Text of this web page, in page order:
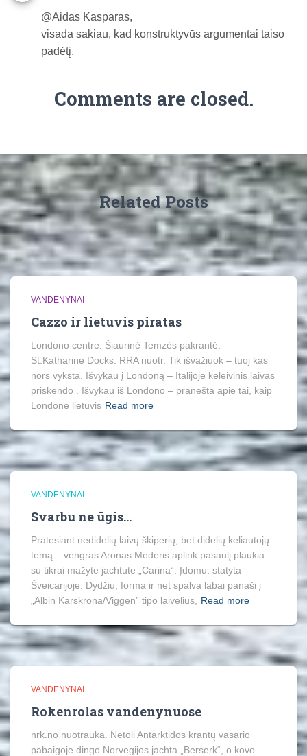
@Aidas Kasparas,
visada sakiau, kad konstruktyvūs argumentai taiso
padėtį.
Comments are closed.
Related Posts
VANDENYNAI
Cazzo ir lietuvis piratas
Londono centre. Šiaurinė Temzės pakrantė.
St.Katharine Docks. RRA nuotr. Tik išvažiuok – tuoj kas
nors vyksta. Išvykau į Londoną – Italijoje keleivinis laivas
priskendo . Išvykau iš Londono – pranešta apie tai, kaip
Londone lietuvis Read more
VANDENYNAI
Svarbu ne ūgis…
Pratesiant nedidelių laivų škiperių, bet didelių keliautojų
temą – vengras Aronas Mederis aplink pasaulį plaukia
su tikrai mažyte jachtute „Carina“. Įdomu: statyta
Šveicarijoje. Dydžiu, forma ir net spalva labai panaši į
„Albin Karskrona/Viggen” tipo laivelius,
Read more
VANDENYNAI
Rokenrolas vandenynuose
nrk.no nuotrauka. Netoli Antarktidos krantų vasario
pabaigoje dingo Norvegijos jachta „Berserk“, o kovo